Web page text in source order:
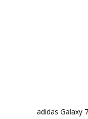
adidas Galaxy